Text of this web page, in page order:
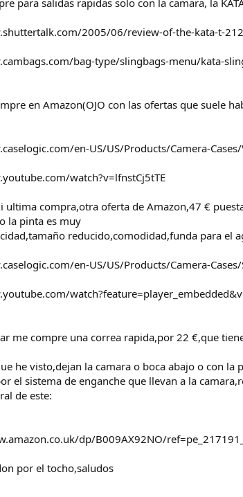
para salidas rapidas solo con la camara, la
2005/06/review-of-the-kata-t-
bag-type/slingbags-menu/kata-
en Amazon(OJO con las ofertas que suele
en-US/US/Products/Camera-Cases/
watch?v=lfnstCj5tTE
ultima compra,otra oferta de Amazon,47 €
la pinta es muy
reducido,comodidad,funda para el
en-US/US/Products/Camera-Cases/
me compre una correa rapida,por 22 €,que
he visto,dejan la camara o boca abajo o con
el sistema de enganche que llevan a la
de este:
dp/B009AX92NO/
por el tocho,saludos